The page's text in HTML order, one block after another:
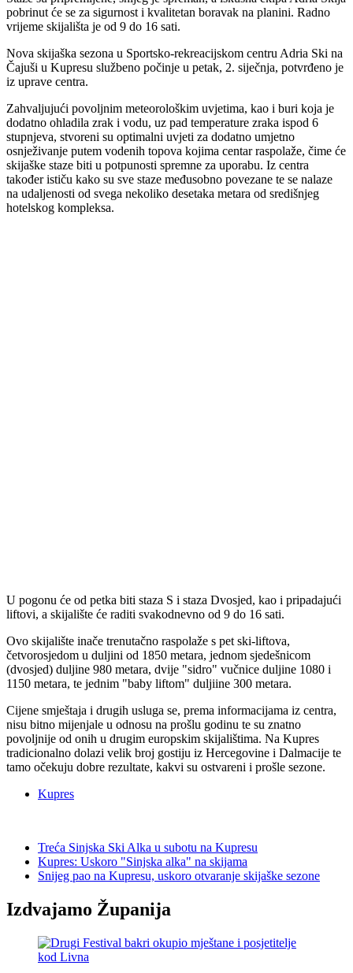
pobrinut će se za sigurnost i kvalitetan boravak na planini. Radno
vrijeme skijališta je od 9 do 16 sati.
Nova skijaška sezona u Sportsko-rekreacijskom centru Adria Ski na
Čajuši u Kupresu službeno počinje u petak, 2. siječnja, potvrđeno je
iz uprave centra.
Zahvaljujući povoljnim meteorološkim uvjetima, kao i buri koja je
dodatno ohladila zrak i vodu, uz pad temperature zraka ispod 6
stupnjeva, stvoreni su optimalni uvjeti za dodatno umjetno
osnježivanje putem vodenih topova kojima centar raspolaže, čime će
skijaške staze biti u potpunosti spremne za uporabu. Iz centra
također ističu kako su sve staze međusobno povezane te se nalaze
na udaljenosti od svega nekoliko desetaka metara od središnjeg
hotelskog kompleksa.
U pogonu će od petka biti staza S i staza Dvosjed, kao i pripadajući
liftovi, a skijalište će raditi svakodnevno od 9 do 16 sati.
Ovo skijalište inače trenutačno raspolaže s pet ski-liftova,
četvorosjedom u duljini od 1850 metara, jednom sjedešnicom
(dvosjed) duljine 980 metara, dvije "sidro" vučnice duljine 1080 i
1150 metara, te jednim "baby liftom" duljiine 300 metara.
Cijene smještaja i drugih usluga se, prema informacijama iz centra,
nisu bitno mijenjale u odnosu na prošlu godinu te su znatno
povoljnije od onih u drugim europskim skijalištima. Na Kupres
tradicionalno dolazi velik broj gostiju iz Hercegovine i Dalmacije te
tamo očekuju dobre rezultate, kakvi su ostvareni i prošle sezone.
Kupres
Treća Sinjska Ski Alka u subotu na Kupresu
Kupres: Uskoro "Sinjska alka" na skijama
Snijeg pao na Kupresu, uskoro otvaranje skijaške sezone
Izdvajamo Županija